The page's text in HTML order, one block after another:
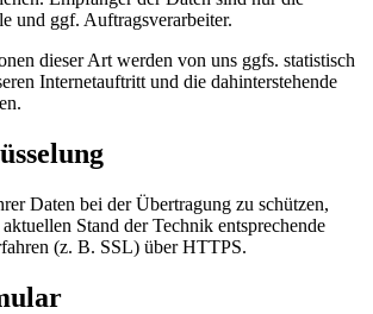
und ggf. Auftragsverarbeiter.
dieser Art werden von uns ggfs. statistisch
Internetauftritt und die dahinterstehende
Daten bei der Übertragung zu schützen,
Stand der Technik entsprechende
(z. B. SSL) über HTTPS.